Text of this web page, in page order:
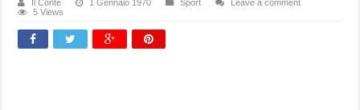
Il Conte 1 Gennaio 1970 Sport
Leave a comment
5 Views